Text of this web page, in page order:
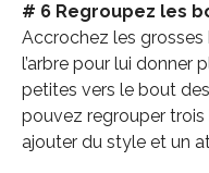
# 6 Regroupez les
Accrochez les
l’arbre pour lui donner
petites vers le bout
pouvez regrouper
ajouter du style et un